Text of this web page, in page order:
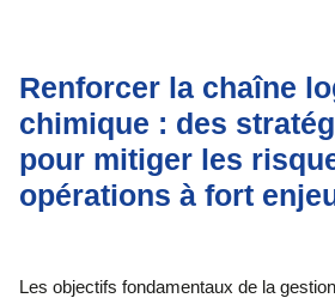
Renforcer la chaîne
chimique : des
pour mitiger les
opérations à fort
Les objectifs fondamentaux de la